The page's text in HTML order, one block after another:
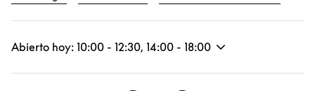
Abierto hoy: 10:00 - 12:30, 14:00 - 18:00